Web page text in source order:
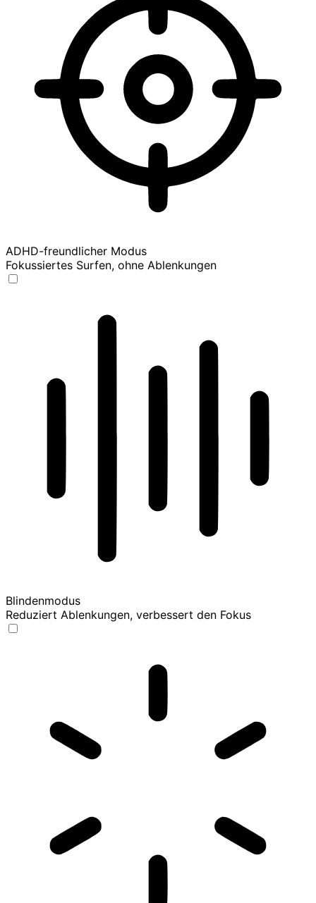
ADHD-freundlicher Modus
Fokussiertes Surfen, ohne Ablenkungen
Blindenmodus
Reduziert Ablenkungen, verbessert den Fokus